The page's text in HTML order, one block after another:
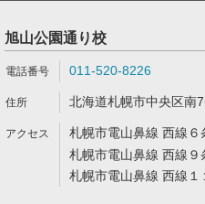
旭山公園通り校
011-520-8226
北海道札幌市中央区南
札幌市電山鼻線 西線
札幌市電山鼻線 西線
札幌市電山鼻線 西線